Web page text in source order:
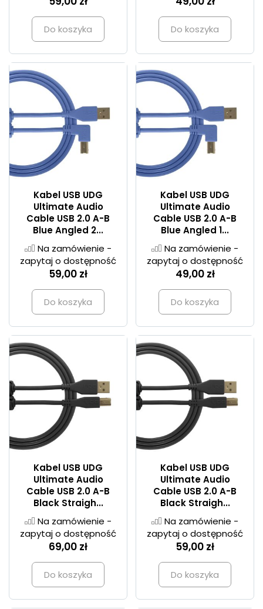
Do koszyka Do koszyka
Kabel USB UDG
Ultimate Audio
Cable USB 2.0 A-B
Blue Angled 2...
Na zamówienie -
zapytaj o dostępność
59,00 zł
Do koszyka
Kabel USB UDG
Ultimate Audio
Cable USB 2.0 A-B
Blue Angled 1...
Na zamówienie -
zapytaj o dostępność
49,00 zł
Do koszyka
Kabel USB UDG
Ultimate Audio
Cable USB 2.0 A-B
Black Straigh...
Na zamówienie -
zapytaj o dostępność
69,00 zł
Do koszyka
Kabel USB UDG
Ultimate Audio
Cable USB 2.0 A-B
Black Straigh...
Na zamówienie -
zapytaj o dostępność
59,00 zł
Do koszyka